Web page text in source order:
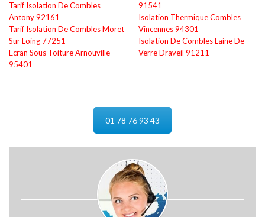
Tarif Isolation De Combles
Antony 92161
Tarif Isolation De Combles Moret
Sur Loing 77251
Ecran Sous Toiture Arnouville
95401
91541
Isolation Thermique Combles
Vincennes 94301
Isolation De Combles Laine De
Verre Draveil 91211
01 78 76 93 43